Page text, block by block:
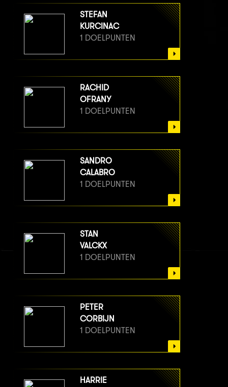
STEFAN
KURCINAC
1 DOELPUNTEN
RACHID
OFRANY
1 DOELPUNTEN
SANDRO
CALABRO
1 DOELPUNTEN
STAN
VALCKX
1 DOELPUNTEN
PETER
CORBIJN
1 DOELPUNTEN
HARRIE